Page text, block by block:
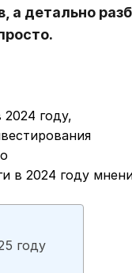
а детально
2024 году,
в 2024 году
году